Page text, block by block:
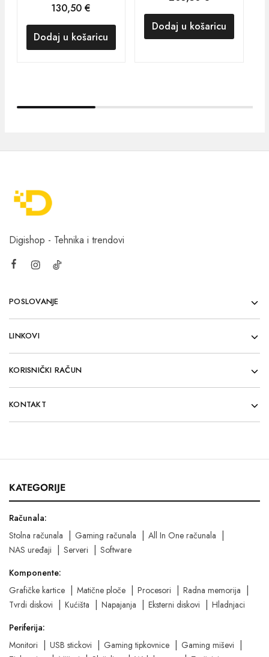
130,50€
Dodaj u košaricu
Dodaj u košaricu
Digishop - Tehnika i trendovi
POSLOVANJE
LINKOVI
KORISNIČKI RAČUN
KONTAKT
KATEGORIJE
Računala:
Stolna računala
Gaming računala
All In One računala
NAS uređaji
Serveri
Software
Komponente:
Grafičke kartice
Matične ploče Procesori
Radna memorija
Tvrdi diskovi
Kućišta Napajanja Eksterni diskovi
Hladnjaci
Periferija:
Monitori
USB stickovi Gaming tipkovnice
Gaming miševi